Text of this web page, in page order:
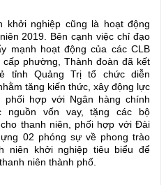
khởi nghiệp cũng là hoạt động
2019. Bên cạnh việc chỉ đạo
mạnh hoạt động của các CLB
phường, Thành đoàn đã kết
tỉnh Quảng Trị tổ chức diễn
tăng kiến thức, xây động lực
phối hợp với Ngân hàng chính
nguồn vốn vay, tặng các bộ
cho thanh niên, phối hợp với Đài
02 phóng sự về phong trào
niên khởi nghiệp tiêu biểu để
niên thành phố.